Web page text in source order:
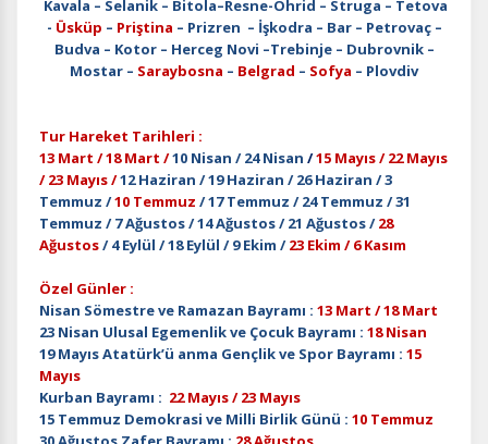
Kavala – Selanik – Bitola–Resne-Ohrid – Struga – Tetova
- Üsküp – Priştina – Prizren – İşkodra – Bar – Petrovaç –
Budva – Kotor – Herceg Novi –Trebinje – Dubrovnik –
Mostar – Saraybosna – Belgrad – Sofya – Plovdiv
Tur Hareket Tarihleri :
13 Mart / 18 Mart /10 Nisan / 24 Nisan /15 Mayıs / 22 Mayıs
/ 23 Mayıs /12 Haziran / 19 Haziran / 26 Haziran / 3
Temmuz /10 Temmuz / 17 Temmuz / 24 Temmuz / 31
Temmuz / 7 Ağustos / 14 Ağustos / 21 Ağustos /28
Ağustos/ 4 Eylül / 18 Eylül / 9 Ekim /23 Ekim / 6 Kasım
Özel Günler :
Nisan Sömestre ve Ramazan Bayramı : 13 Mart / 18 Mart
23 Nisan Ulusal Egemenlik ve Çocuk Bayramı : 18 Nisan
19 Mayıs Atatürk’ü anma Gençlik ve Spor Bayramı : 15
Mayıs
Kurban Bayramı : 22 Mayıs / 23 Mayıs
15 Temmuz Demokrasi ve Milli Birlik Günü : 10 Temmuz